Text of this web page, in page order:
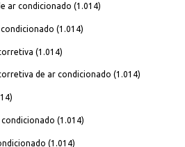
ar condicionado (1.014)
(1.014)
(1.014)
de ar condicionado (1.014)
condicionado (1.014)
(1.014)